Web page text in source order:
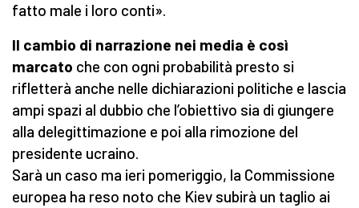
fatto male i loro conti».
Il cambio di narrazione nei media è così
marcato che con ogni probabilità presto si
rifletterà anche nelle dichiarazioni politiche e lascia
ampi spazi al dubbio che l’obiettivo sia di giungere
alla delegittimazione e poi alla rimozione del
presidente ucraino.
Sarà un caso ma ieri pomeriggio, la Commissione
europea ha reso noto che Kiev subirà un taglio ai